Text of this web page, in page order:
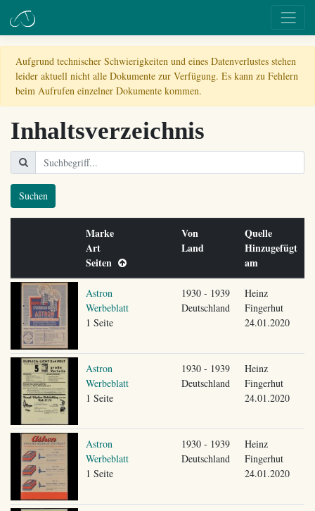
Aufgrund technischer Schwierigkeiten und eines Datenverlustes stehen
leider aktuell nicht alle Dokumente zur Verfügung. Es kann zu Fehlern
beim Aufrufen einzelner Dokumente kommen.
Inhaltsverzeichnis
Suchen
Marke
Art
Seiten
Von
Land
Quelle
Hinzugefügt
am
Astron
Werbeblatt
1 Seite
1930 - 1939
Deutschland
Heinz
Fingerhut
24.01.2020
Astron
Werbeblatt
1 Seite
1930 - 1939
Deutschland
Heinz
Fingerhut
24.01.2020
Astron
Werbeblatt
1 Seite
1930 - 1939
Deutschland
Heinz
Fingerhut
24.01.2020